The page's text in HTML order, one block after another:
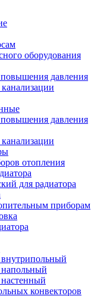
оборудования
давления
давления
отопления
для радиатора
приборам
конвекторов